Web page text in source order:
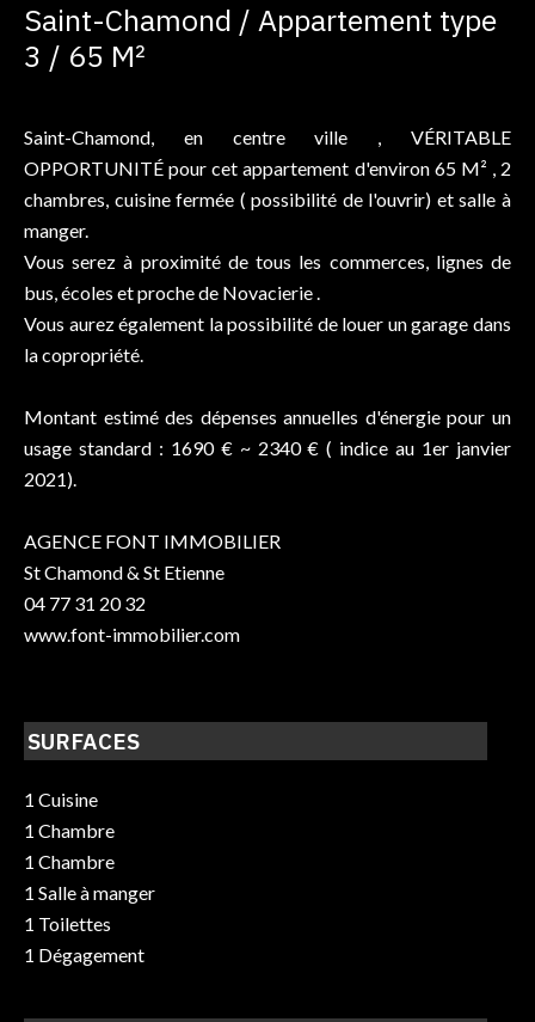
Saint-Chamond / Appartement type
3 / 65 M²
Saint-Chamond, en centre ville , VÉRITABLE
OPPORTUNITÉ pour cet appartement d'environ 65 M² , 2
chambres, cuisine fermée ( possibilité de l'ouvrir) et salle à
manger.
Vous serez à proximité de tous les commerces, lignes de
bus, écoles et proche de Novacierie .
Vous aurez également la possibilité de louer un garage dans
la copropriété.
Montant estimé des dépenses annuelles d'énergie pour un
usage standard : 1690 € ~ 2340 € ( indice au 1er janvier
2021).
AGENCE FONT IMMOBILIER
St Chamond & St Etienne
04 77 31 20 32
www.font-immobilier.com
SURFACES
1 Cuisine
1 Chambre
1 Chambre
1 Salle à manger
1 Toilettes
1 Dégagement